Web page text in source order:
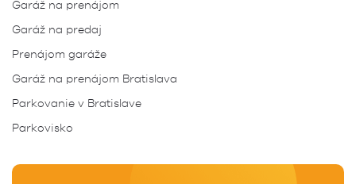
Garáž na prenájom
Garáž na predaj
Prenájom garáže
Garáž na prenájom Bratislava
Parkovanie v Bratislave
Parkovisko